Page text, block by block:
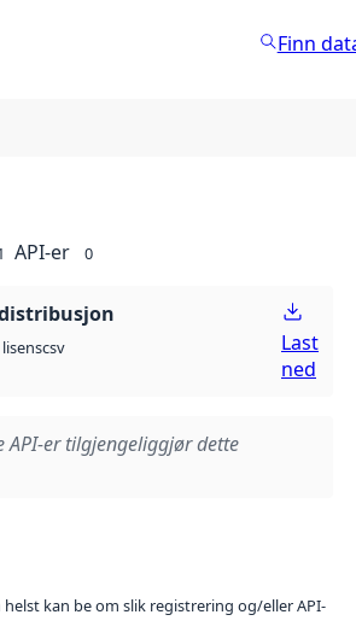
Finn
API-er 0
csv
Last
ned
API-er tilgjengeliggjør dette
kan be om slik registrering og/eller API-